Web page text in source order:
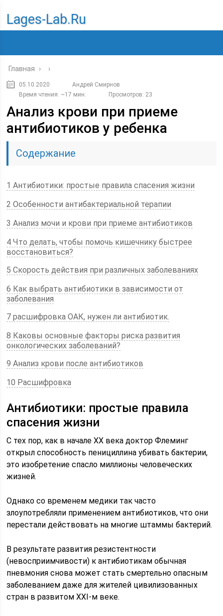
Lages-Lab.ru
Главная › ›
05.10.2020
Андрей Смирнов
Время чтения: ~17 мин.
Просмотров: 23
Анализ крови при приеме
антибиотиков у ребенка
Содержание
1 Антибиотики: простые правила спасения жизни
2 Особенности антибактериальной терапии
3 Анализ мочи и крови при приеме антибиотиков
4 Что делать, чтобы помочь кишечнику быстрее
восстановиться?
5 Скорость действия при различных заболеваниях
6 Как выбрать антибиотики в зависимости от
заболевания
7 расшифровка ОАК, нужен ли антибиотик.
8 Каковы основные факторы риска развития
онкологических заболеваний?
9 Анализ крови после антибиотиков
10 Расшифровка
Антибиотики: простые правила
спасения жизни
С тех пор, как в начале XX века доктор Флеминг
открыл способность пенициллина убивать бактерии,
это изобретение спасло миллионы человеческих
жизней.
Однако со временем медики так часто
злоупотребляли применением антибиотиков, что они
перестали действовать на многие штаммы бактерий.
В результате развития резистентности
(невосприимчивости) к антибиотикам обычная
пневмония снова может стать смертельно опасным
заболеванием даже для жителей цивилизованных
стран в развитом XXI-м веке.